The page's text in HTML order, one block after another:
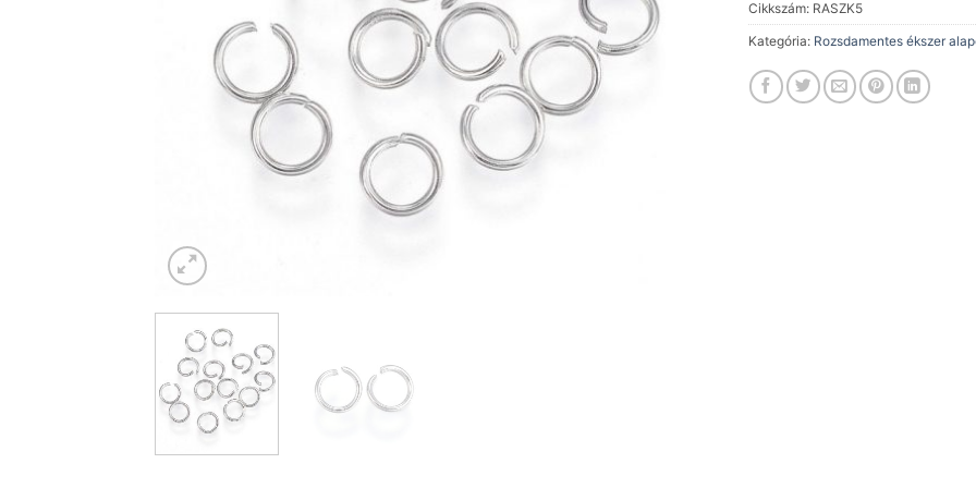
Cikkszám: RASZK5
Kategória: Rozsdamentes ékszer